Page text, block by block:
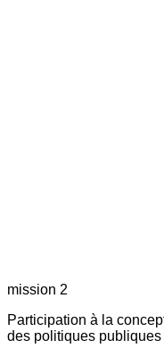
mission 2
Participation à la
des politiques publiques